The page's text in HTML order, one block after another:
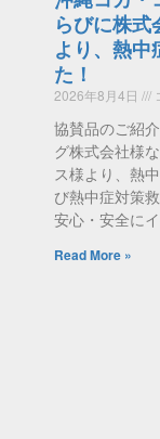
らびに株
より、熱中
た！
2026年8月4日
協賛品のご紹
グ株式会社様
ス様より、熱
び熱中症対策
安心・安全に
Read More »